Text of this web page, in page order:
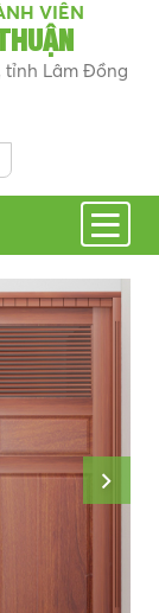
VIÊN
tỉnh Lâm Đồng